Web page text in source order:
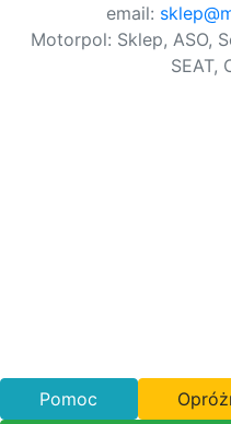
email:
Motorpol: Sklep, ASO,
SEAT,
Pomoc